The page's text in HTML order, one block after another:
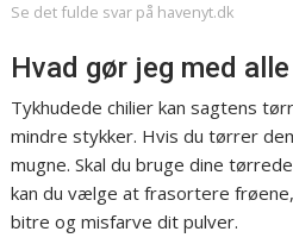
Se det fulde svar på havenyt.dk
Hvad gør jeg med
Tykhudede chilier kan sagtens
mindre stykker. Hvis du tørrer
mugne. Skal du bruge dine
kan du vælge at frasortere
bitre og misfarve dit pulver.